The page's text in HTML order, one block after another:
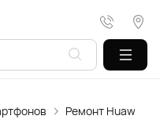
Ремонт Huawei